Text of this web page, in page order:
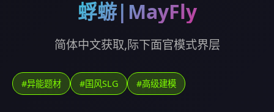
蜉蝣|MayFly
简体中文获取,际下面官模式界层
#异能题材 #国风SLG #高级建模